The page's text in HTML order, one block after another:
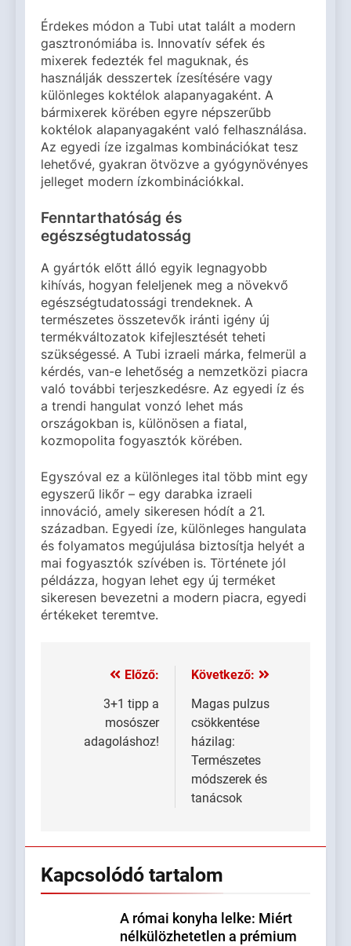
Érdekes módon a Tubi utat talált a modern
gasztronómiába is. Innovatív séfek és
mixerek fedezték fel maguknak, és
használják desszertek ízesítésére vagy
különleges koktélok alapanyagaként. A
bármixerek körében egyre népszerűbb
koktélok alapanyagaként való felhasználása.
Az egyedi íze izgalmas kombinációkat tesz
lehetővé, gyakran ötvözve a gyógynövényes
jelleget modern ízkombinációkkal.
Fenntarthatóság és
egészségtudatosság
A gyártók előtt álló egyik legnagyobb
kihívás, hogyan feleljenek meg a növekvő
egészségtudatossági trendeknek. A
természetes összetevők iránti igény új
termékváltozatok kifejlesztését teheti
szükségessé. A Tubi izraeli márka, felmerül a
kérdés, van-e lehetőség a nemzetközi piacra
való további terjeszkedésre. Az egyedi íz és
a trendi hangulat vonzó lehet más
országokban is, különösen a fiatal,
kozmopolita fogyasztók körében.
Egyszóval ez a különleges ital több mint egy
egyszerű likőr – egy darabka izraeli
innováció, amely sikeresen hódít a 21.
században. Egyedi íze, különleges hangulata
és folyamatos megújulása biztosítja helyét a
mai fogyasztók szívében is. Története jól
példázza, hogyan lehet egy új terméket
sikeresen bevezetni a modern piacra, egyedi
értékeket teremtve.
Bejegyzés
navigáció
Előző:
3+1 tipp a
mosószer
adagoláshoz!
Következő:
Magas pulzus
csökkentése
házilag:
Természetes
módszerek és
tanácsok
Kapcsolódó tartalom
A római konyha lelke: Miért
nélkülözhetetlen a prémium